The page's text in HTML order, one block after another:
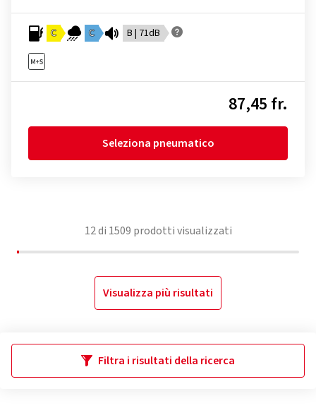
C C B | 71dB
87,45 fr.
Seleziona pneumatico
12di 1509 prodotti visualizzati
Visualizza più risultati
Filtra i risultati della ricerca